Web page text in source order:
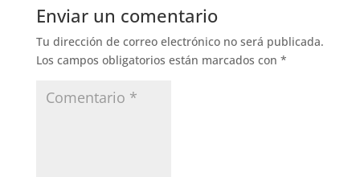
Enviar un comentario
Tu dirección de correo electrónico no será publicada.
Los campos obligatorios están marcados con *